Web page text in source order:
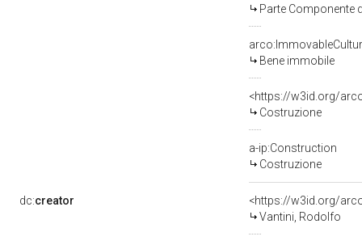
Parte Componente
Bene immobile
<https://w3id.org/
Costruzione
a-ip:Construction
Costruzione
dc:creator
<https://w3id.org/
Vantini, Rodolfo